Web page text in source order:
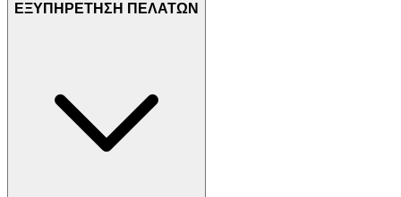
ΕΞΥΠΗΡΕΤΗΣΗ ΠΕΛΑΤΩΝ